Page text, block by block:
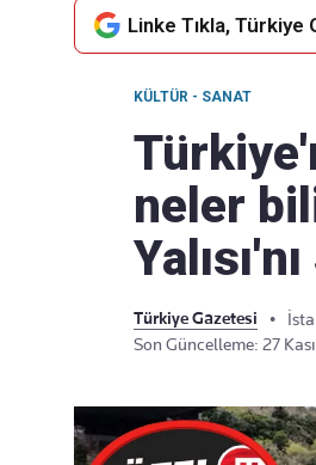
Takip
Linke Tıkla,
KÜLTÜR - SANAT
neler
Türkiye Gazetesi •
Son Güncelleme: 27